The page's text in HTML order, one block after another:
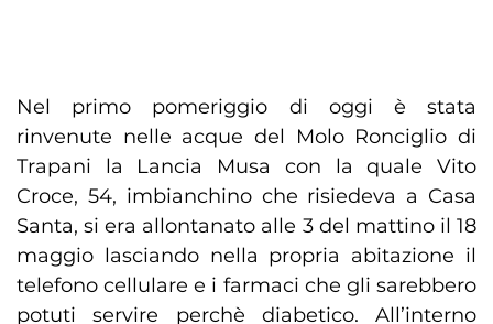
Nel primo pomeriggio di oggi è stata
rinvenute nelle acque del Molo Ronciglio di
Trapani la Lancia Musa con la quale Vito
Croce, 54, imbianchino che risiedeva a Casa
Santa, si era allontanato alle 3 del mattino il 18
maggio lasciando nella propria abitazione il
telefono cellulare e i farmaci che gli sarebbero
potuti servire perchè diabetico. All’interno